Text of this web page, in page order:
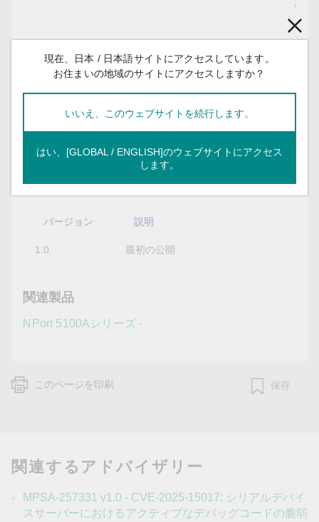
い。
謝辞：
Nikita Firsov氏には、この脆弱性を報告し、製品のセ
より良いサービスの提供を支援していただきまし
た。この場をお借りして御礼申し上げます。
バージョン 説明
1.0 最初の公開
関連製品
NPort 5100Aシリーズ·
このページを印刷 保存
関連するアドバイザリー
MPSA-257331 v1.0 - CVE-2025-15017: シリアルデバイ
スサーバーにおけるアクティブなデバッグコードの脆弱
現在、日本 / 日本語サイトにアクセスしています。
お住まいの地域のサイトにアクセスしますか？
いいえ、このウェブサイトを続行します。
はい、[GLOBAL / ENGLISH]のウェブサイトにアクセス
します。